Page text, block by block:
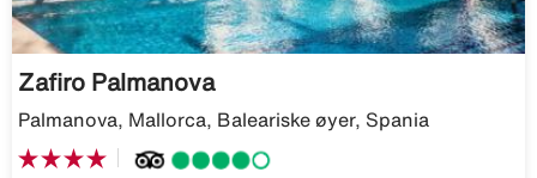
Zafiro Palmanova
Palmanova, Mallorca, Baleariske øyer, Spania